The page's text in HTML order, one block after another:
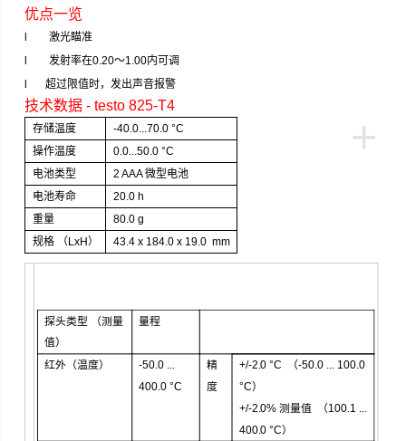
优点一览
激光瞄准
发射率在0.20～1.00内可调
超过限值时，发出声音报警
技术数据 - testo 825-T4
+
存储温度
-40.0...70.0 °C
操作温度
0.0...50.0 °C
电池类型
2 AAA微型电池
电池寿命
20.0 h
重量
80.0 g
规格（LxH） 43.4 x 184.0 x 19.0 mm
探头类型 （测量
值）
量程
红外 （温度） -50.0 ...
400.0 °C
精
度
+/-2.0 °C （-50.0 ... 100.0
°C）
+/-2.0%测量值 （100.1 ...
400.0 °C）